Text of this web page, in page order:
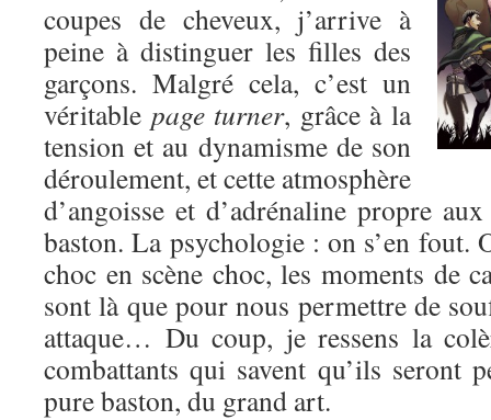
coupes de cheveux, j’arrive à
peine à distinguer les filles des
garçons. Malgré cela, c’est un
véritable page turner, grâce à la
tension et au dynamisme de son
déroulement, et cette atmosphère
d’angoisse et d’adrénaline propre
baston. La psychologie : on s’en fout.
choc en scène choc, les moments de
sont là que pour nous permettre de
attaque… Du coup, je ressens la
combattants qui savent qu’ils seront
pure baston, du grand art.